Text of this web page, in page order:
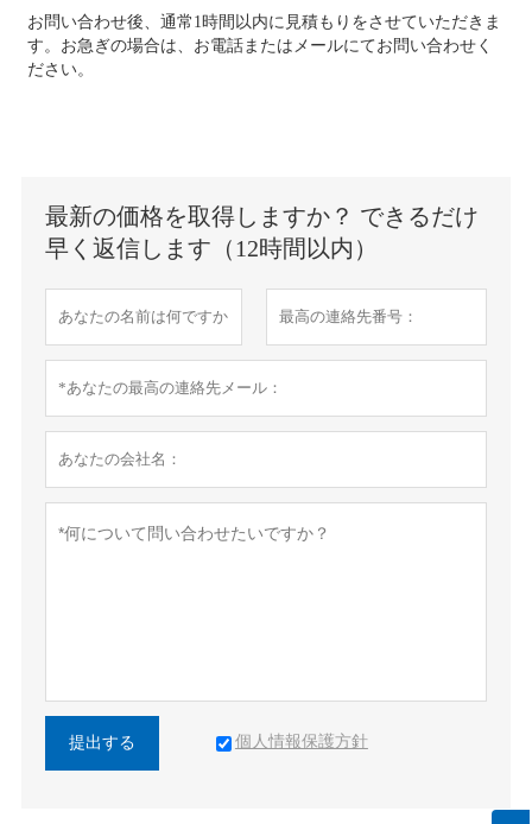
お問い合わせ後、通常1時間以内に見積もりをさせていただきま
す。お急ぎの場合は、お電話またはメールにてお問い合わせく
ださい。
最新の価格を取得しますか？ できるだけ
早く返信します（12時間以内）
提出する 個人情報保護方針